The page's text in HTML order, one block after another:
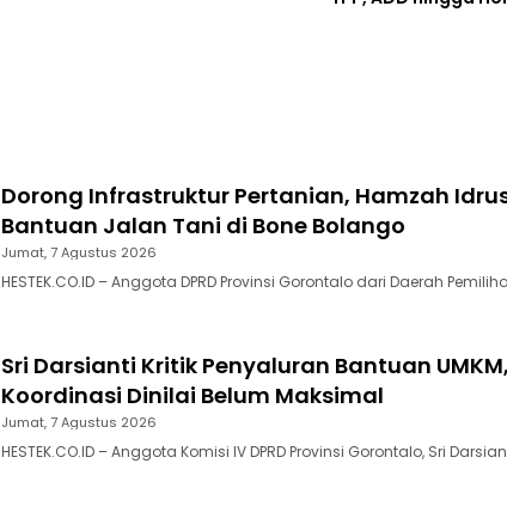
Dorong Infrastruktur Pertanian, Hamzah
Bantuan Jalan Tani di Bone Bolango
Jumat, 7 Agustus 2026
HESTEK.CO.ID – Anggota DPRD Provinsi Gorontalo dari Daerah
Sri Darsianti Kritik Penyaluran Bantuan UMKM,
Koordinasi Dinilai Belum Maksimal
Jumat, 7 Agustus 2026
HESTEK.CO.ID – Anggota Komisi IV DPRD Provinsi Gorontalo, Sri